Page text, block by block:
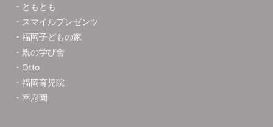
・ともとも
・スマイルプレゼンツ
・福岡子どもの家
・親の学び舎
・Otto
・福岡育児院
・宰府園